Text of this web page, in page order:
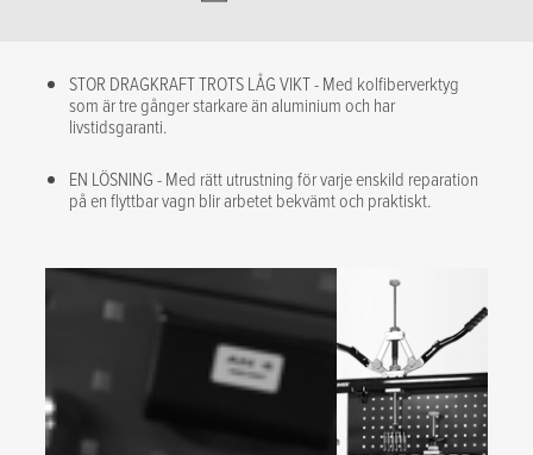
STOR DRAGKRAFT TROTS LÅG VIKT - Med kolfiberverktyg
som är tre gånger starkare än aluminium och har
livstidsgaranti.
EN LÖSNING - Med rätt utrustning för varje enskild reparation
på en flyttbar vagn blir arbetet bekvämt och praktiskt.